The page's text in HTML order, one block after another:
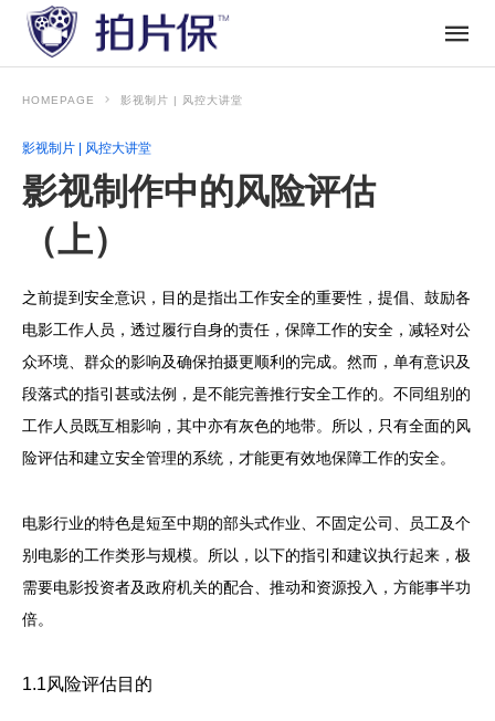
HOMEPAGE 影视制片 | 风控大讲堂
影视制片 | 风控大讲堂
影视制作中的风险评估
（上）
之前提到安全意识，目的是指出工作安全的重要性，提倡、鼓励各
电影工作人员，透过履行自身的责任，保障工作的安全，减轻对公
众环境、群众的影响及确保拍摄更顺利的完成。然而，单有意识及
段落式的指引甚或法例，是不能完善推行安全工作的。不同组别的
工作人员既互相影响，其中亦有灰色的地带。所以，只有全面的风
险评估和建立安全管理的系统，才能更有效地保障工作的安全。
电影行业的特色是短至中期的部头式作业、不固定公司、员工及个
别电影的工作类形与规模。所以，以下的指引和建议执行起来，极
需要电影投资者及政府机关的配合、推动和资源投入，方能事半功
倍。
1.1风险评估目的